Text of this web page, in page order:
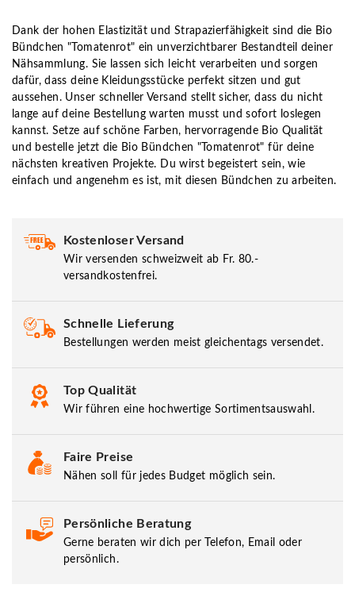
Dank der hohen Elastizität und Strapazierfähigkeit sind die Bio
Bündchen "Tomatenrot" ein unverzichtbarer Bestandteil deiner
Nähsammlung. Sie lassen sich leicht verarbeiten und sorgen
dafür, dass deine Kleidungsstücke perfekt sitzen und gut
aussehen. Unser schneller Versand stellt sicher, dass du nicht
lange auf deine Bestellung warten musst und sofort loslegen
kannst. Setze auf schöne Farben, hervorragende Bio Qualität
und bestelle jetzt die Bio Bündchen "Tomatenrot" für deine
nächsten kreativen Projekte. Du wirst begeistert sein, wie
einfach und angenehm es ist, mit diesen Bündchen zu arbeiten.
Kostenloser Versand
Wir versenden schweizweit ab Fr. 80.-
versandkostenfrei.
Schnelle Lieferung
Bestellungen werden meist gleichentags versendet.
Top Qualität
Wir führen eine hochwertige Sortimentsauswahl.
Faire Preise
Nähen soll für jedes Budget möglich sein.
Persönliche Beratung
Gerne beraten wir dich per Telefon, Email oder
persönlich.